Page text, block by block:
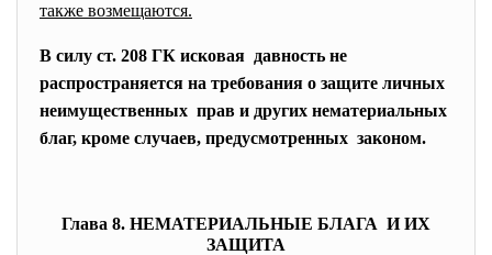
также возмещаются.
В силу ст. 208 ГК исковая давность не
распространяется на требования о защите личных
неимущественных прав и других нематериальных
благ, кроме случаев, предусмотренных законом.
Глава 8. НЕМАТЕРИАЛЬНЫЕ БЛАГА И ИХ
ЗАЩИТА